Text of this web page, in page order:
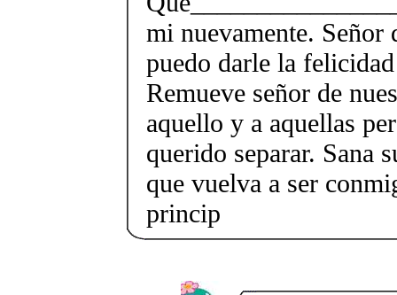
mi nuevamente. Señor
puedo darle la
Remueve señor de
aquello y a aquellas
querido separar. Sana
que vuelva a ser
princip